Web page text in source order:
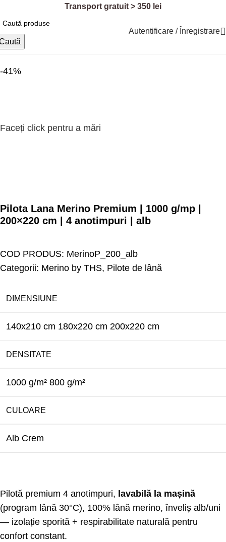
Transport gratuit > 350 lei
Autentificare / Înregistrare
Prima pagină
-41%
Faceți click pentru a mări
Pilota Lana Merino Premium | 1000 g/mp |
200×220 cm | 4 anotimpuri | alb
COD PRODUS: MerinoP_200_alb
Categorii: Merino by THS, Pilote de lână
DIMENSIUNE
140x210 cm 180x220 cm 200x220 cm
DENSITATE
1000 g/m² 800 g/m²
CULOARE
Alb Crem
Pilotă premium 4 anotimpuri, lavabilă la mașină
(program lână 30°C), 100% lână merino, înveliș alb/uni
— izolație sporită + respirabilitate naturală pentru
confort constant.